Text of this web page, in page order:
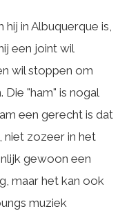
in Albuquerque is,
een joint wil
wil stoppen om
Die "ham" is nogal
een ​​gerecht is dat
niet zozeer in het
gewoon een
maar het kan ook
muziek